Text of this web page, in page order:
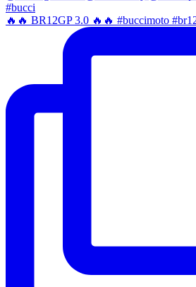
🔥🔥 BR12GP 3.0 🔥🔥 #buccimoto